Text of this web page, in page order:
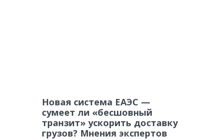
Новая система ЕАЭС —
сумеет ли «бесшовный
транзит» ускорить доставку
грузов? Мнения экспертов